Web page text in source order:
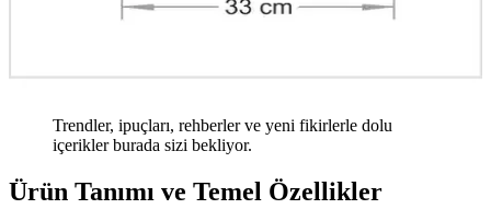
Trendler, ipuçları, rehberler ve yeni fikirlerle dolu
içerikler burada sizi bekliyor.
Ürün Tanımı ve Temel Özellikler